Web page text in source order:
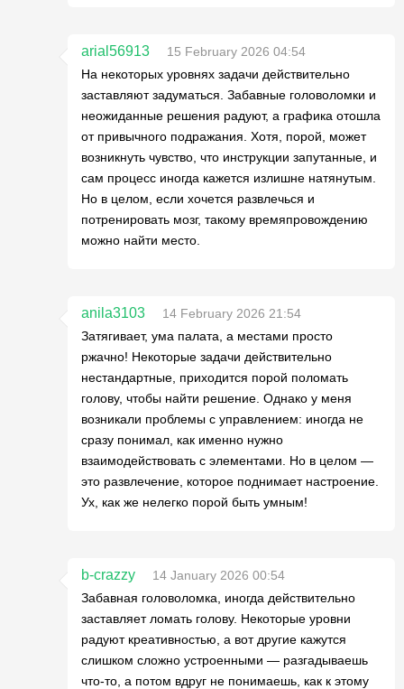
arial56913
15 February 2026 04:54
На некоторых уровнях задачи действительно
заставляют задуматься. Забавные головоломки и
неожиданные решения радуют, а графика отошла
от привычного подражания. Хотя, порой, может
возникнуть чувство, что инструкции запутанные, и
сам процесс иногда кажется излишне натянутым.
Но в целом, если хочется развлечься и
потренировать мозг, такому времяпровождению
можно найти место.
anila3103
14 February 2026 21:54
Затягивает, ума палата, а местами просто
ржачно! Некоторые задачи действительно
нестандартные, приходится порой поломать
голову, чтобы найти решение. Однако у меня
возникали проблемы с управлением: иногда не
сразу понимал, как именно нужно
взаимодействовать с элементами. Но в целом —
это развлечение, которое поднимает настроение.
Ух, как же нелегко порой быть умным!
b-crazzy
14 January 2026 00:54
Забавная головоломка, иногда действительно
заставляет ломать голову. Некоторые уровни
радуют креативностью, а вот другие кажутся
слишком сложно устроенными — разгадываешь
что-то, а потом вдруг не понимаешь, как к этому